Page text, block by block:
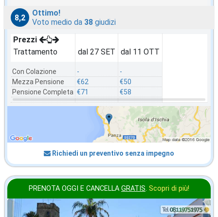
8,2
Ottimo!
Voto medio da 38 giudizi
Prezzi
Trattamento
Con Colazione
Mezza Pensione
Pensione Completa
dal 27 SET
-
€62
€71
dal 11 OTT
-
€50
€58
Richiedi un preventivo senza impegno
PRENOTA OGGI E CANCELLA GRATIS. Scopri di più!